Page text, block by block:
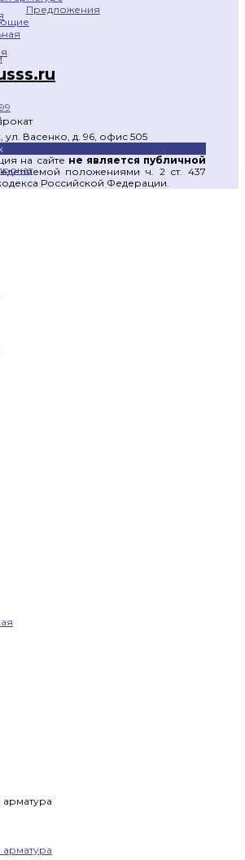
Предложения
ул. Васенко, д. 96, офис 505
на сайте не является публичной
положениями ч. 2 ст. 437
Российской Федерации.